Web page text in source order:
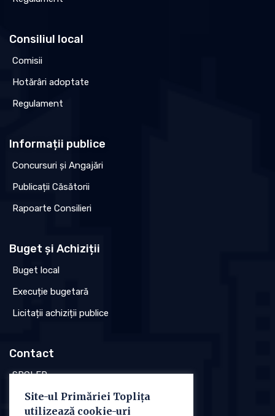
Consiliul local
Comisii
Hotărâri adoptate
Regulament
Informații publice
Concursuri și Angajări
Publicații Căsătorii
Rapoarte Consilieri
Buget și Achiziții
Buget local
Execuție bugetară
Licitații achiziții publice
Contact
SPCLEP
Stare civilă
Site-ul Primăriei Toplița
utilizează cookie-uri